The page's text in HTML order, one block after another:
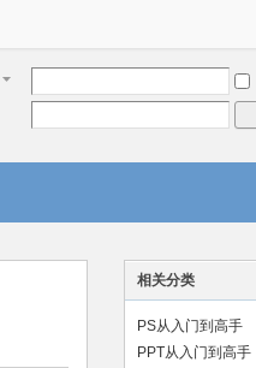
相关分类
PS从入门到高手
PPT从入门到高手